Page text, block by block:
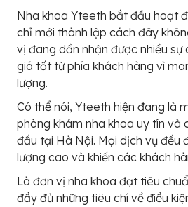
Nha khoa Yteeth bắt đầu hoạt
chỉ mới thành lập cách đây
vị đang dần nhận được nhiều
giá tốt từ phía khách hàng vì
lượng.
Có thể nói, Yteeth hiện đang là
phòng khám nha khoa uy tín và
đầu tại Hà Nội. Mọi dịch vụ đều
lượng cao và khiến các khách
Là đơn vị nha khoa đạt tiêu
đầy đủ những tiêu chí về điều